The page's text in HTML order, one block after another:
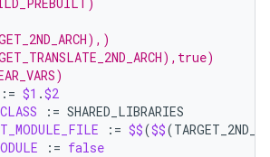
:= $1 .$2
:=
:= $$($$(
:= false